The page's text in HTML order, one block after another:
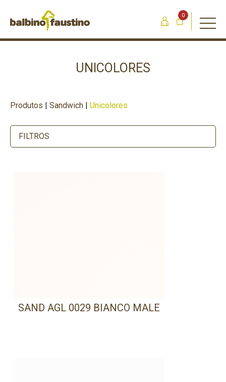
0
UNICOLORES
Produtos | Sandwich | Unicolores
FILTROS
SAND AGL 0029 BIANCO MALE